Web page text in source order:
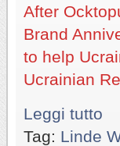
After
Brand
to help
Ucrainian
Leggi tutto
Tag: Linde